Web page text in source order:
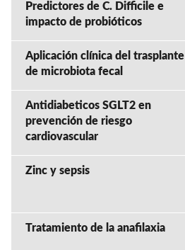
Predictores de C. Difficile e
impacto de probióticos
Aplicación clínica del trasplante
de microbiota fecal
Antidiabeticos SGLT2 en
prevención de riesgo
cardiovascular
Zinc y sepsis
Tratamiento de la anafilaxia